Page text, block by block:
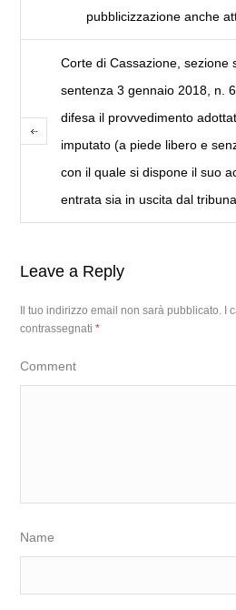
pubblicizzazione anche
Corte di Cassazione, sezione
sentenza 3 gennaio 2018, n.
difesa il provvedimento
imputato (a piede libero e
con il quale si dispone il suo
entrata sia in uscita dal
Leave a Reply
Il tuo indirizzo email non sarà pubblicato.
I
contrassegnati*
Comment
Name